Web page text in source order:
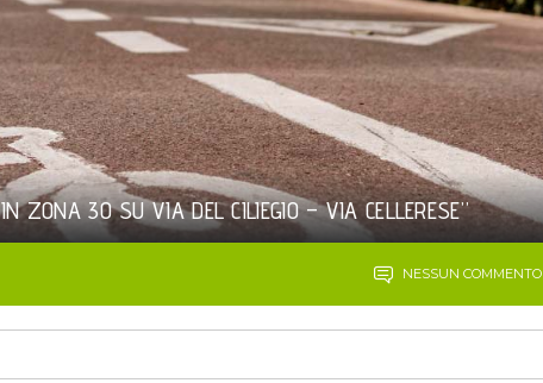
ZONA 30 SU VIA DEL CILIEGIO – VIA CELLERESE”
NESSUN COMMENTO